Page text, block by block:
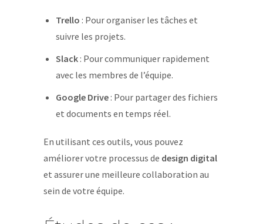
Trello : Pour organiser les tâches et
suivre les projets.
Slack: Pour communiquer rapidement
avec les membres de l’équipe.
Google Drive: Pour partager des fichiers
et documents en temps réel.
En utilisant ces outils, vous pouvez
améliorer votre processus de design digital
et assurer une meilleure collaboration au
sein de votre équipe.